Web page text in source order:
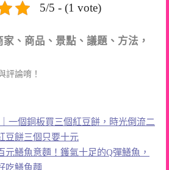
5/5 - (1 vote)
、商品、景點、議題、方法，
評論唷！
一個銅板買三個紅豆餅，時光倒流二
豆餅三個只要十元
元鱔魚意麵！鑊氣十足的Q彈鱔魚，
吃鱔魚麵